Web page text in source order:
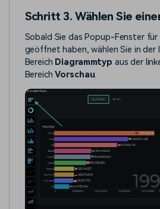
Schritt 3. Wählen Sie
Sobald Sie das Popup-Fenster für
geöffnet haben, wählen Sie in der
Bereich Diagrammtyp aus der
BereichVorschau.